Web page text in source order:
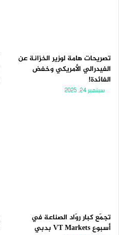
تصريحات هامة لوزير الخزانة عن
الفيدرالي الأمريكي وخفض
الفائدة!
سبتمبر 24, 2025
تجمّع كبار روّاد الصناعة في
أسبوع VT Markets بدبي